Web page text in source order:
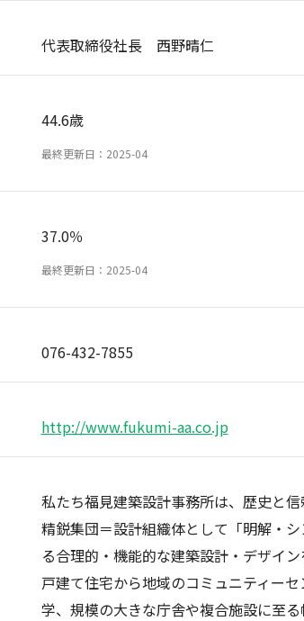
代表取締役社長 西野晴仁
44.6歳
最終更新日：2025-04
37.0％
最終更新日：2025-04
076-432-7855
http://www.fukumi-aa.co.jp
私たち福見建築設計事務所は、歴史と
精鋭集団＝設計組織体として「明解・
る合理的・機能的な建築設計・デザイン
戸建て住宅から地域のコミュニティー
学、規模の大きな庁舎や複合施設に至